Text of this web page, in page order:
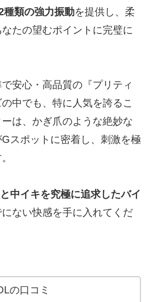
種類の強力振動を提供し、柔
たの望むポイントに完璧に
安心・高品質の『プリティ
中でも、特に人気を誇るこ
は、かぎ爪のような絶妙な
スポットに密着し、刺激を極
中イキを究極に追求したバイ
ない快感を手に入れてくだ
の口コミ